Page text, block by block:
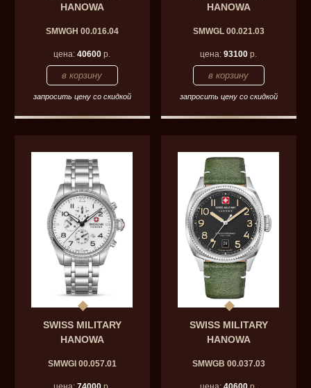
HANOWA
SMWGH 00.016.04
цена:40600 р.
запросить цену со скидкой
HANOWA
SMWGL 00.021.03
цена:93100 р.
запросить цену со скидкой
SWISS MILITARY
HANOWA
SMWGI 00.057.01
SWISS MILITARY
HANOWA
SMWGB 00.037.03